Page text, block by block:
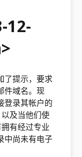
12-
了提示，要求
件域名。现
登录其帐户的
及当他们使
有经过专业
中尚未有电子